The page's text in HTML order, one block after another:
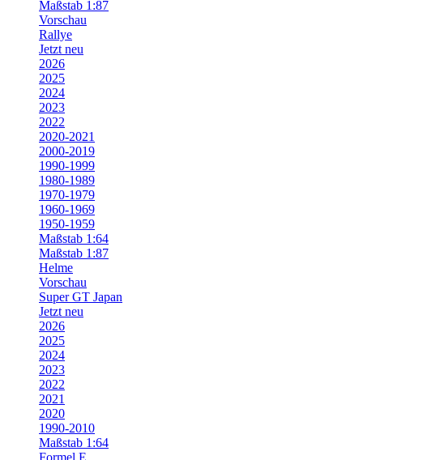
Maßstab 1:87
Vorschau
Rallye
Jetzt neu
2026
2025
2024
2023
2022
2020-2021
2000-2019
1990-1999
1980-1989
1970-1979
1960-1969
1950-1959
Maßstab 1:64
Maßstab 1:87
Helme
Vorschau
Super GT Japan
Jetzt neu
2026
2025
2024
2023
2022
2021
2020
1990-2010
Maßstab 1:64
Formel E